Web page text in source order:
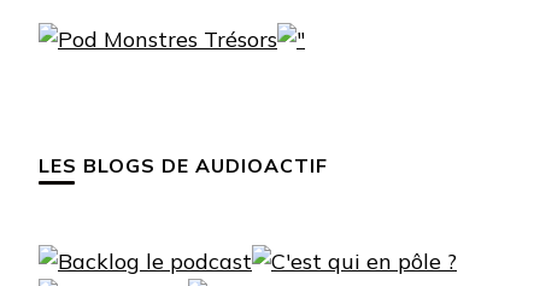
LES BLOGS DE AUDIOACTIF